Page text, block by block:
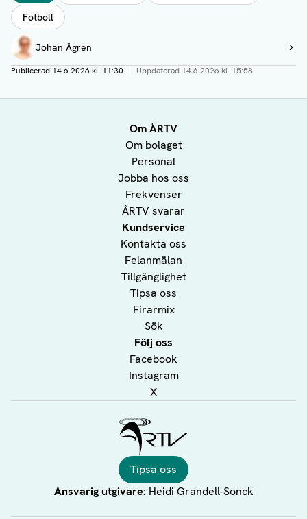
Fotboll
Författare
Johan Ågren
Visa profil
Publicerad 14.6.2026 kl. 11:30 | Uppdaterad 14.6.2026 kl. 15:58
Om ÅRTV
Om bolaget
Personal
Jobba hos oss
Frekvenser
ÅRTV svarar
Kundservice
Kontakta oss
Felanmälan
Tillgänglighet
Tipsa oss
Firarmix
Sök
Följ oss
Facebook
Instagram
X
Tipsa oss
Ansvarig utgivare: Heidi Grandell-Sonck